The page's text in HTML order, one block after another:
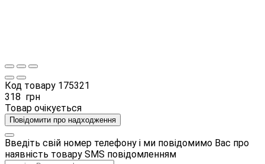
Код товару 175321
318 грн
Товар очікується
Повідомити про надходження
Введіть свій номер телефону і ми повідомимо Вас про
наявність товару SMS повідомленням